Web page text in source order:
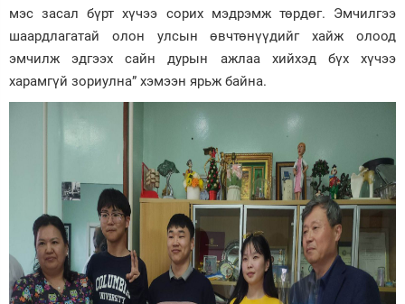
мэс засал бүрт хүчээ сорих мэдрэмж төрдөг. Эмчилгээ
шаардлагатай олон улсын өвчтөнүүдийг хайж олоод
эмчилж эдгээх сайн дурын ажлаа хийхэд бүх хүчээ
харамгүй зориулна” хэмээн ярьж байна.